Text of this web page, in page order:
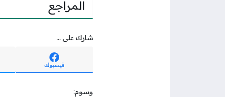
المراجع
شارك على ...
فيسبوك
وسوم: